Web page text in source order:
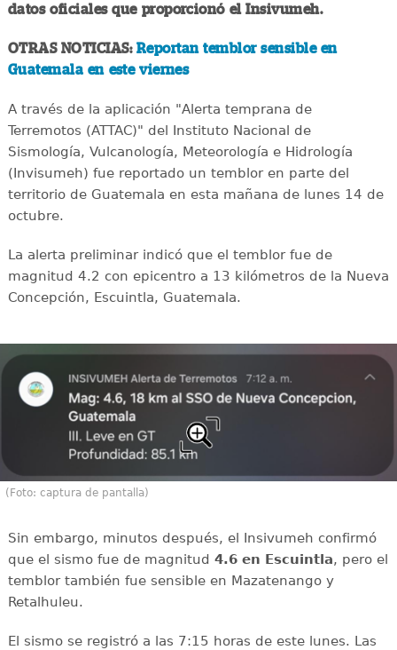
datos oficiales que proporcionó el Insivumeh.
OTRAS NOTICIAS: Reportan temblor sensible en
Guatemala en este viernes
A través de la aplicación "Alerta temprana de
Terremotos (ATTAC)" del Instituto Nacional de
Sismología, Vulcanología, Meteorología e Hidrología
(Invisumeh) fue reportado un temblor en parte del
territorio de Guatemala en esta mañana de lunes 14 de
octubre.
La alerta preliminar indicó que el temblor fue de
magnitud 4.2 con epicentro a 13 kilómetros de la Nueva
Concepción, Escuintla, Guatemala.
(Foto: captura de pantalla)
Sin embargo, minutos después, el Insivumeh confirmó
que el sismo fue de magnitud 4.6 en Escuintla, pero el
temblor también fue sensible en Mazatenango y
Retalhuleu.
El sismo se registró a las 7:15 horas de este lunes. Las